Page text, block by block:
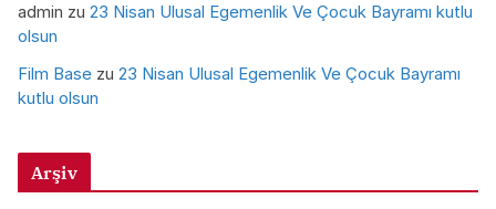
admin zu 23 Nisan Ulusal Egemenlik Ve Çocuk Bayramı kutlu
olsun
Film Base zu 23 Nisan Ulusal Egemenlik Ve Çocuk Bayramı
kutlu olsun
Arşiv